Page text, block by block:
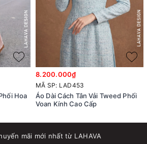
Hoa
8.200.000₫
MÃ SP: LAD453
Áo Dài Cách Tân Vải Tweed Phối
Voan Kính Cao Cấp
mãi mới nhất từ LAHAVA